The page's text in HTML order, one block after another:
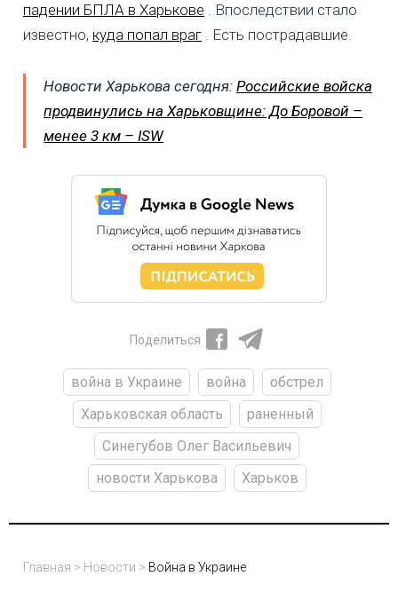
падении БПЛА в Харькове . Впоследствии стало
известно, куда попал враг . Есть пострадавшие.
Новости Харькова сегодня: Российские войска
продвинулись на Харьковщине: До Боровой –
менее 3 км – ISW
Поделиться
война в Украине война
обстрел
Харьковская область
раненный
Синегубов Олег Васильевич
новости Харькова
Харьков
Главная > Новости > Война в Украине